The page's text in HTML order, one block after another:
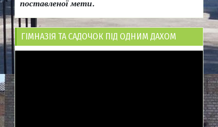
поставленої мети.
ГІМНАЗІЯ ТА САДОЧОК ПІД ОДНИМ ДАХОМ